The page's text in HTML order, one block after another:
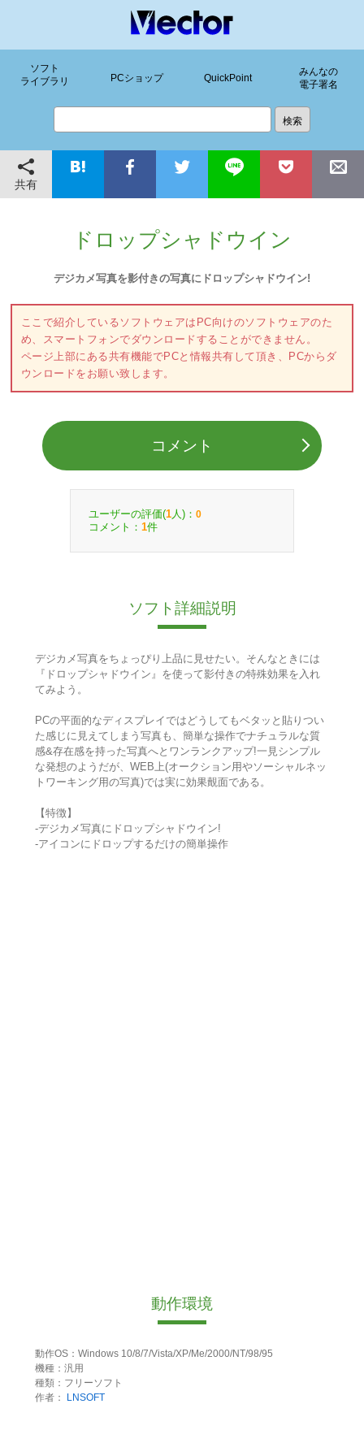
ソフト
ライブラリ
PCショップ QuickPoint
みんなの
電子署名
共有
ドロップシャドウイン
デジカメ写真を影付きの写真にドロップシャドウイン!
ここで紹介しているソフトウェアはPC向けのソフトウェアのた
め、スマートフォンでダウンロードすることができません。
ページ上部にある共有機能でPCと情報共有して頂き、PCからダ
ウンロードをお願い致します。
コメント
ユーザーの評価(1 人)： 0
コメント： 1件
ソフト詳細説明
デジカメ写真をちょっぴり上品に見せたい。そんなときには
『ドロップシャドウイン』を使って影付きの特殊効果を入れ
てみよう。
PCの平面的なディスプレイではどうしてもベタッと貼りつい
た感じに見えてしまう写真も、簡単な操作でナチュラルな質
感&存在感を持った写真へとワンランクアップ!一見シンプル
な発想のようだが、WEB上(オークション用やソーシャルネッ
トワーキング用の写真)では実に効果覿面である。
【特徴】
-デジカメ写真にドロップシャドウイン!
-アイコンにドロップするだけの簡単操作
動作環境
動作OS：Windows 10/8/7/Vista/XP/Me/2000/NT/98/95
機種：汎用
種類：フリーソフト
作者：
LNSOFT